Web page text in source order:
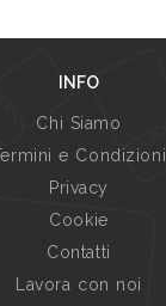
INFO
Chi Siamo
e Condizioni
Privacy
Cookie
Contatti
Lavora con noi